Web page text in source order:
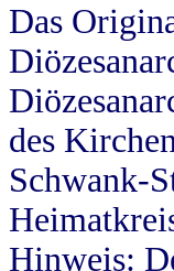
Das
des
Schwank-
Hinweis: